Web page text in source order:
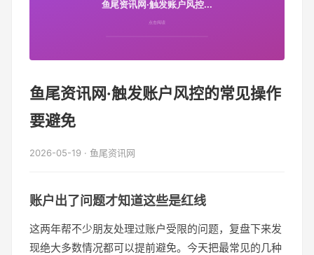
鱼尾资讯网·触发账户风控的常见操作
要避免
2026-05-19 · 鱼尾资讯网
账户出了问题才知道这些是红线
这两年帮不少朋友处理过账户受限的问题，复盘下来发
现绝大多数情况都可以提前避免。今天把最常见的几种